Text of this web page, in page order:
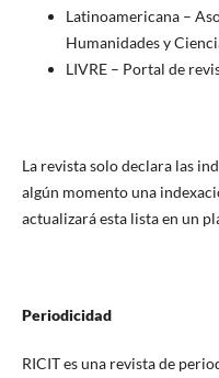
Latinoamericana –
Humanidades y
LIVRE – Portal de
La revista solo declara las
algún momento una
actualizará esta lista en un
Periodicidad
RICIT es una revista de